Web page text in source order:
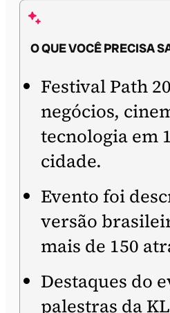
O QUE VOCÊ PRECISA
Festival Path
negócios,
tecnologia em
cidade.
Evento foi
versão
mais de 150
Destaques do
palestras da